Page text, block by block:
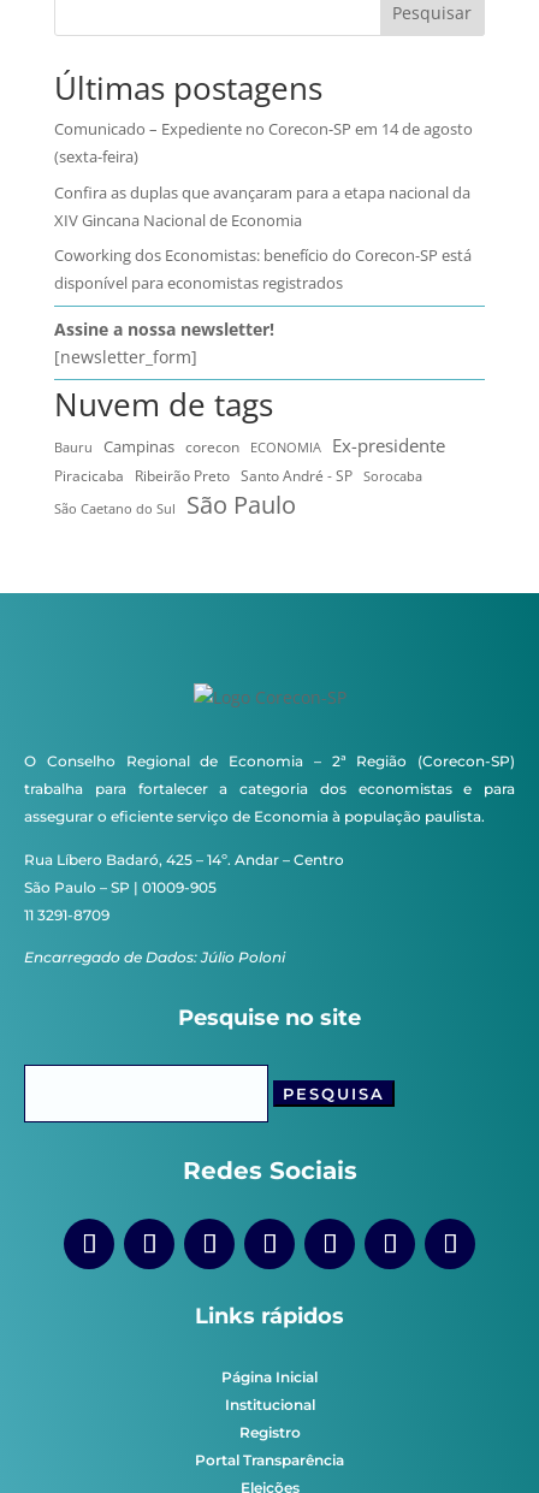
Pesquisar
Últimas postagens
Comunicado – Expediente no Corecon-SP em 14 de agosto
(sexta-feira)
Confira as duplas que avançaram para a etapa nacional da
XIV Gincana Nacional de Economia
Coworking dos Economistas: benefício do Corecon-SP está
disponível para economistas registrados
Assine a nossa newsletter!
[newsletter_form]
Nuvem de tags
Bauru Campinas corecon ECONOMIA Ex-presidente
Piracicaba Ribeirão Preto Santo André - SP
Sorocaba
São Caetano do Sul
São Paulo
O Conselho Regional de Economia – 2ª Região (Corecon-SP)
trabalha para fortalecer a categoria dos economistas e para
assegurar o eficiente serviço de Economia à população paulista.
Rua Líbero Badaró, 425 – 14º. Andar – Centro
São Paulo – SP | 01009-905
11 3291-8709
Encarregado de Dados: Júlio Poloni
Pesquise no site
Redes Sociais
Links rápidos
Página Inicial
Institucional
Registro
Portal Transparência
Eleições